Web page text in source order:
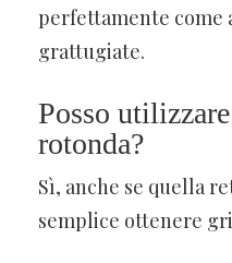
perfettamente come
grattugiate.
Posso
rotonda?
Sì, anche se quella
semplice ottenere